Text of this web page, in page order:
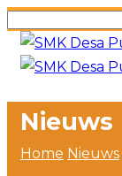
Nieuws
Home Nieuws